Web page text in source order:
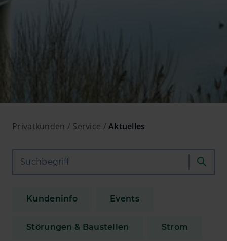
Privatkunden Service Aktuelles
Kundeninfo Events
Störungen & Baustellen Strom